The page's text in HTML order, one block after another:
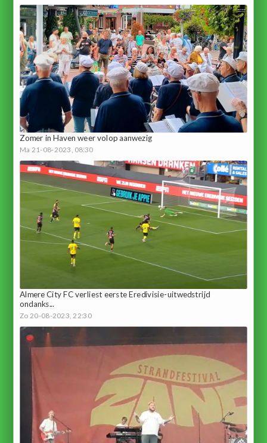
Zomer in Haven weer volop aanwezig
Ma 21-08-2023, 08:30
Almere City FC verliest eerste Eredivisie-uitwedstrijd
ondanks...
Zo 20-08-2023, 22:30